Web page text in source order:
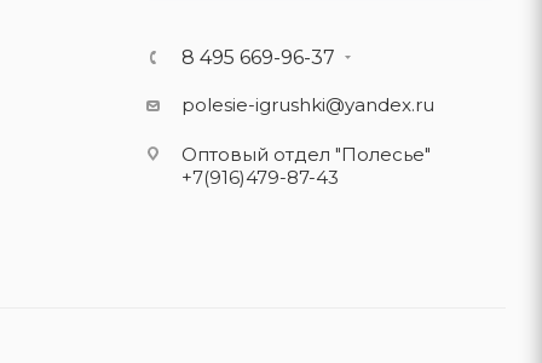
8 495 669-96-37
polesie-igrushki@yandex.ru
Оптовый отдел "Полесье"
+7(916)479-87-43